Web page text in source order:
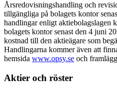
Årsredovisningshandling och
tillgängliga på bolagets kontor
handlingar enligt aktiebolagslagen
bolagets kontor senast den 4 juni
kostnad till den aktieägare som
Handlingarna kommer även att
hemsida www.opsy.se och
Aktier och röster